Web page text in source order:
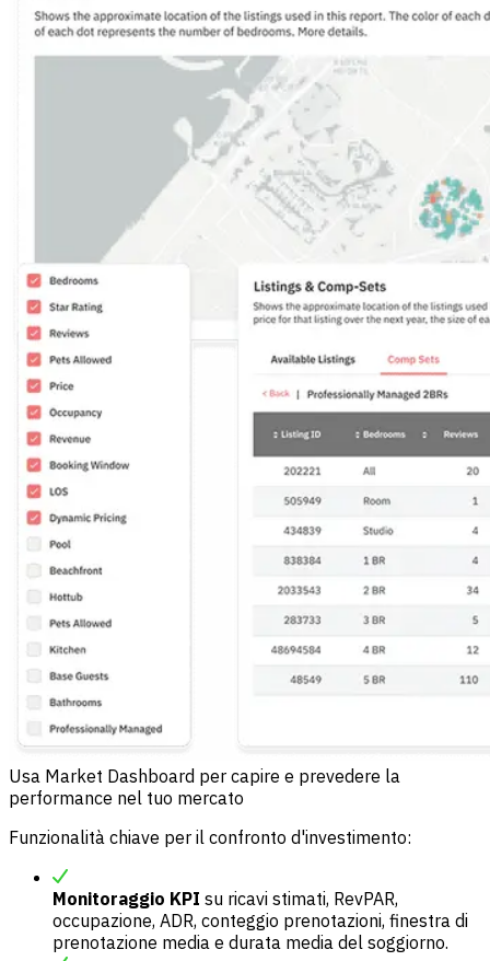
Usa Market Dashboard per capire e prevedere la
performance nel tuo mercato
Funzionalità chiave per il confronto d'investimento:
Monitoraggio KPI su ricavi stimati, RevPAR,
occupazione, ADR, conteggio prenotazioni, finestra di
prenotazione media e durata media del soggiorno.